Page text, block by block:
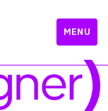
MENU